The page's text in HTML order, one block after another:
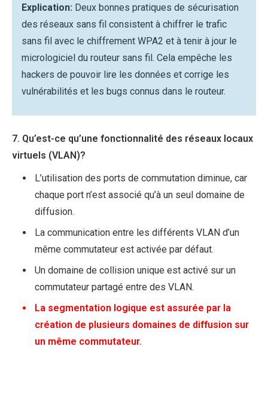
Explication: Deux bonnes pratiques de sécurisation
des réseaux sans fil consistent à chiffrer le trafic
sans fil avec le chiffrement WPA2 et à tenir à jour le
micrologiciel du routeur sans fil. Cela empêche les
hackers de pouvoir lire les données et corrige les
vulnérabilités et les bugs connus dans le routeur.
7. Qu’est-ce qu’une fonctionnalité des réseaux locaux
virtuels (VLAN)?
L’utilisation des ports de commutation diminue, car
chaque port n’est associé qu’à un seul domaine de
diffusion.
La communication entre les différents VLAN d’un
même commutateur est activée par défaut.
Un domaine de collision unique est activé sur un
commutateur partagé entre des VLAN.
La segmentation logique est assurée par la
création de plusieurs domaines de diffusion sur
un même commutateur.